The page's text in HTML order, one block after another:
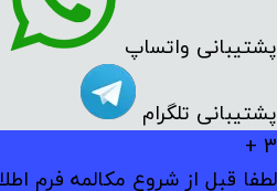
پشتیبانی واتساپ
پشتیبانی تلگرام
3 +
لطفا قبل از شروع مکالمه فرم